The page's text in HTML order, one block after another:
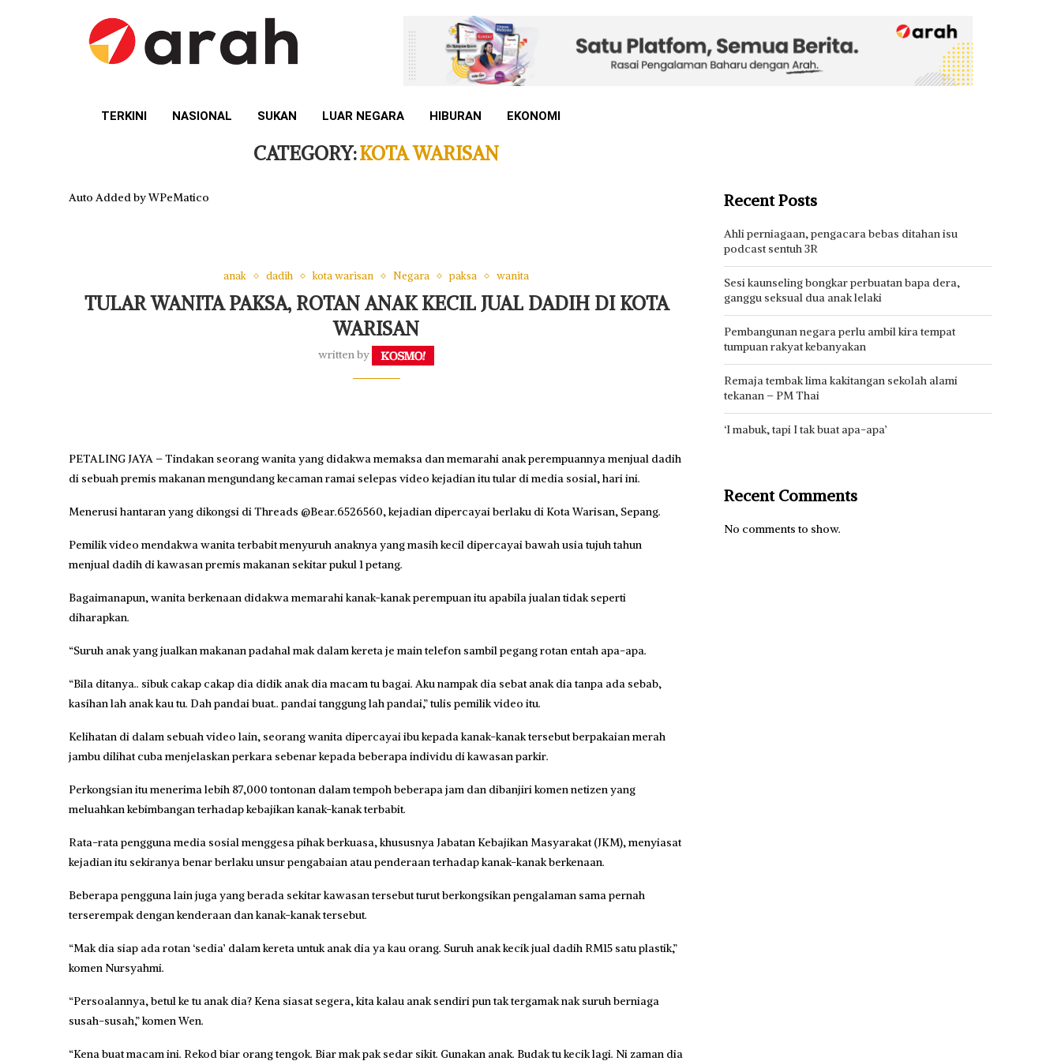
TERKINI NASIONAL SUKAN LUAR NEGARA HIBURAN EKONOMI
CATEGORY:KOTA WARISAN
Auto Added by WPeMatico
anak dadih kota warisan Negara paksa wanita
TULAR WANITA PAKSA, ROTAN ANAK KECIL JUAL DADIH DI KOTA
WARISAN
written by
PETALING JAYA – Tindakan seorang wanita yang didakwa memaksa dan memarahi anak perempuannya menjual dadih
di sebuah premis makanan mengundang kecaman ramai selepas video kejadian itu tular di media sosial, hari ini.
Menerusi hantaran yang dikongsi di Threads @Bear.6526560, kejadian dipercayai berlaku di Kota Warisan, Sepang.
Pemilik video mendakwa wanita terbabit menyuruh anaknya yang masih kecil dipercayai bawah usia tujuh tahun
menjual dadih di kawasan premis makanan sekitar pukul 1 petang.
Bagaimanapun, wanita berkenaan didakwa memarahi kanak-kanak perempuan itu apabila jualan tidak seperti
diharapkan.
“Suruh anak yang jualkan makanan padahal mak dalam kereta je main telefon sambil pegang rotan entah apa-apa.
“Bila ditanya.. sibuk cakap cakap dia didik anak dia macam tu bagai. Aku nampak dia sebat anak dia tanpa ada sebab,
kasihan lah anak kau tu. Dah pandai buat.. pandai tanggung lah pandai,” tulis pemilik video itu.
Kelihatan di dalam sebuah video lain, seorang wanita dipercayai ibu kepada kanak-kanak tersebut berpakaian merah
jambu dilihat cuba menjelaskan perkara sebenar kepada beberapa individu di kawasan parkir.
Perkongsian itu menerima lebih 87,000 tontonan dalam tempoh beberapa jam dan dibanjiri komen netizen yang
meluahkan kebimbangan terhadap kebajikan kanak-kanak terbabit.
Rata-rata pengguna media sosial menggesa pihak berkuasa, khususnya Jabatan Kebajikan Masyarakat (JKM), menyiasat
kejadian itu sekiranya benar berlaku unsur pengabaian atau penderaan terhadap kanak-kanak berkenaan.
Beberapa pengguna lain juga yang berada sekitar kawasan tersebut turut berkongsikan pengalaman sama pernah
terserempak dengan kenderaan dan kanak-kanak tersebut.
“Mak dia siap ada rotan ‘sedia’ dalam kereta untuk anak dia ya kau orang. Suruh anak kecik jual dadih RM15 satu plastik,”
komen Nursyahmi.
“Persoalannya, betul ke tu anak dia? Kena siasat segera, kita kalau anak sendiri pun tak tergamak nak suruh berniaga
susah-susah,” komen Wen.
“Kena buat macam ini. Rekod biar orang tengok. Biar mak pak sedar sikit. Gunakan anak. Budak tu kecik lagi. Ni zaman dia
Recent Posts
Ahli perniagaan, pengacara bebas ditahan isu
podcast sentuh 3R
Sesi kaunseling bongkar perbuatan bapa dera,
ganggu seksual dua anak lelaki
Pembangunan negara perlu ambil kira tempat
tumpuan rakyat kebanyakan
Remaja tembak lima kakitangan sekolah alami
tekanan – PM Thai
‘I mabuk, tapi I tak buat apa-apa’
Recent Comments
No comments to show.